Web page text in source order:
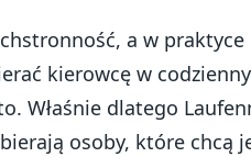
a w praktyce
kierowcę w
Właśnie dlatego
osoby, które chcą